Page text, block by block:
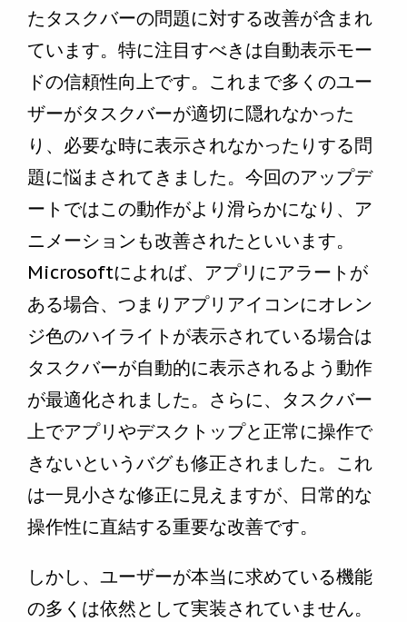
たタスクバーの問題に対する改善が含まれ
ています。特に注目すべきは自動表示モー
ドの信頼性向上です。これまで多くのユー
ザーがタスクバーが適切に隠れなかった
り、必要な時に表示されなかったりする問
題に悩まされてきました。今回のアップデ
ートではこの動作がより滑らかになり、ア
ニメーションも改善されたといいます。
Microsoftによれば、アプリにアラートが
ある場合、つまりアプリアイコンにオレン
ジ色のハイライトが表示されている場合は
タスクバーが自動的に表示されるよう動作
が最適化されました。さらに、タスクバー
上でアプリやデスクトップと正常に操作で
きないというバグも修正されました。これ
は一見小さな修正に見えますが、日常的な
操作性に直結する重要な改善です。
しかし、ユーザーが本当に求めている機能
の多くは依然として実装されていません。